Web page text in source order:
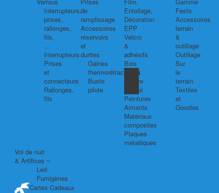
Interrupteurs,
prises,
rallonges,
fils,
...
Interrupteurs
Prises
et
connecteurs
Rallonges,
fils
de
remplissage
Accessoires
réservoirs
et
durites
Gaines
thermorétractables
Buste
pilote
Entoilage,
Décoration
EPP
Velcro
&
adhésifs
Bois
Balsa
Contre-
plaqué
Peintures
Aimants
Matériaux
composites
Plaques
métalliques
Festo
Accessoires
terrain
&
outillage
Outillage
Sur
le
terrain
Textiles
et
Goodies
Vol de nuit
& Artifices
Led
Fumigènes
Cartes Cadeaux